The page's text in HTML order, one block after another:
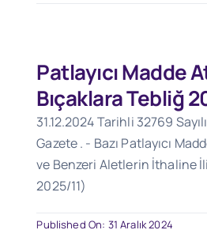
Patlayıcı Madde
Bıçaklara Tebliğ
31.12.2024 Tarihli 32769
Gazete . - Bazı Patlayıcı
ve Benzeri Aletlerin İthaline
2025/11)
Published On: 31 Aralık 2024